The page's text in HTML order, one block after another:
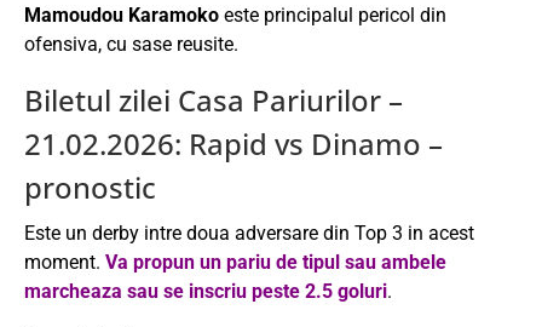
Mamoudou Karamoko este principalul pericol din
ofensiva, cu sase reusite.
Biletul zilei Casa Pariurilor –
21.02.2026: Rapid vs Dinamo –
pronostic
Este un derby intre doua adversare din Top 3 in acest
moment. Va propun un pariu de tipul sau ambele
marcheaza sau se inscriu peste 2.5 goluri.